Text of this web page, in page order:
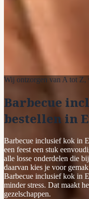
Wij ontzorgen van A tot Z,
Barbecue
bestellen in
Barbecue inclusief kok in
een feest een stuk
alle losse onderdelen die
daarvan kies je voor
Barbecue inclusief kok in
minder stress. Dat maakt
gezelschappen.